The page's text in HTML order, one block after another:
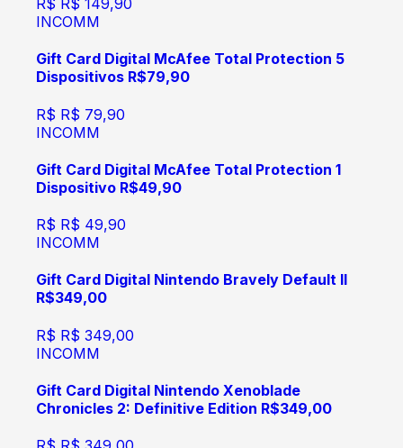
R$ R$ 149,90
INCOMM
Gift Card Digital McAfee Total Protection 5
Dispositivos R$79,90
R$ R$ 79,90
INCOMM
Gift Card Digital McAfee Total Protection 1
Dispositivo R$49,90
R$ R$ 49,90
INCOMM
Gift Card Digital Nintendo Bravely Default II
R$349,00
R$ R$ 349,00
INCOMM
Gift Card Digital Nintendo Xenoblade
Chronicles 2: Definitive Edition R$349,00